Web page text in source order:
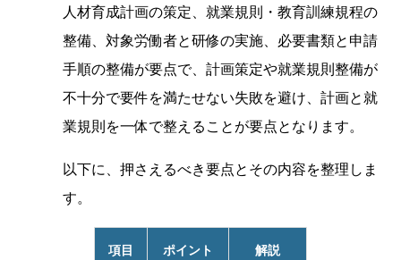
人材育成計画の策定、就業規則・教育訓練規程の
整備、対象労働者と研修の実施、必要書類と申請
手順の整備が要点で、計画策定や就業規則整備が
不十分で要件を満たせない失敗を避け、計画と就
業規則を一体で整えることが要点となります。
以下に、押さえるべき要点とその内容を整理しま
す。
項目 ポイント 解説